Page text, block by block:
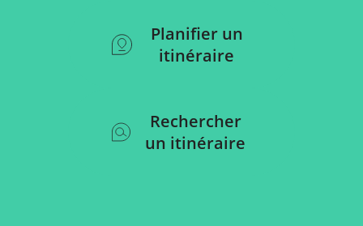
Planifier un
itinéraire
Rechercher
un itinéraire